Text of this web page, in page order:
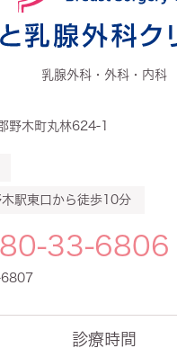
乳腺外科・外科・内科
野木町丸林624-1
駅東口から徒歩10分
33-6806
診療時間